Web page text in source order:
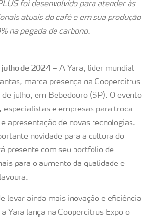
foi desenvolvido para atender às
atuais do café e em sua produção
na pegada de carbono.
julho de 2024– A Yara, líder mundial
marca presença na Coopercitrus
julho, em Bebedouro (SP). O evento
especialistas e empresas para troca
apresentação de novas tecnologias.
novidade para a cultura do
presente com seu portfólio de
para o aumento da qualidade e
levar ainda mais inovação e eficiência
Yara lança na Coopercitrus Expo o